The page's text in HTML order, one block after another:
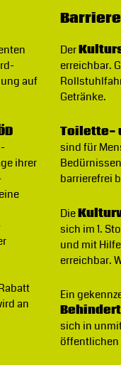
auf
ihrer
an
Der
erreichbar.
Getränke.
Toilette-
sind für
barrierefrei
Die
sich im 1.
und mit
erreichbar.
Ein
sich in
öffentlichen